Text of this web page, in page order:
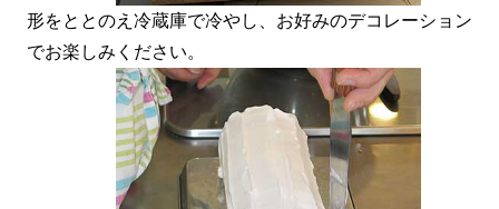
形をととのえ冷蔵庫で冷やし、お好みのデコレーション
でお楽しみください。